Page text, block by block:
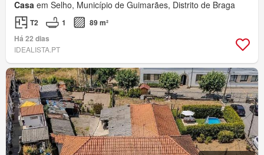
Casa em Selho, Município de Guimarães, Distrito de Braga
T2 1
89 m²
Há 22 dias
IDEALISTA.PT